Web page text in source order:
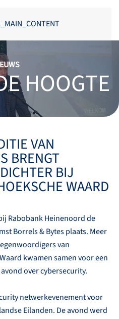
HOOGTE
VAN
BRENGT
BIJ
WAARD
Rabobank Heinenoord de
Borrels & Bytes plaats. Meer
van
kwamen samen voor een
over cybersecurity.
netwerkevenement voor
Eilanden. De avond werd